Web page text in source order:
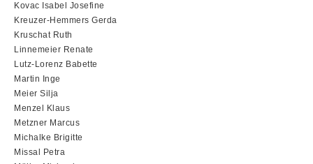
Kovac Isabel Josefine
Kreuzer-Hemmers Gerda
Kruschat Ruth
Linnemeier Renate
Lutz-Lorenz Babette
Martin Inge
Meier Silja
Menzel Klaus
Metzner Marcus
Michalke Brigitte
Missal Petra